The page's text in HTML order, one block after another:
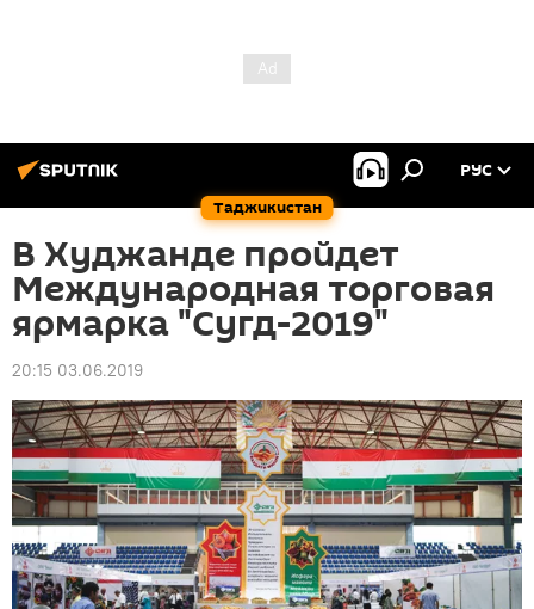
Таджикистан
РУС
В Худжанде пройдет
Международная торговая
ярмарка "Сугд-2019"
20:15 03.06.2019